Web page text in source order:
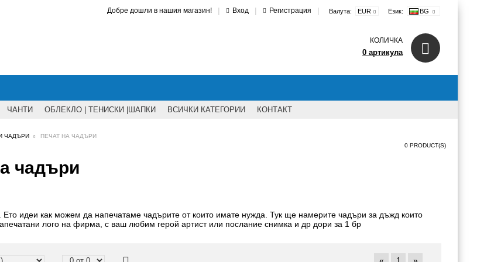
Добре дошли в нашия магазин! | Вход | Регистрация | Валута: EUR Език: BG
КОЛИЧКА
0 артикула
ЧАНТИ ОБЛЕКЛО | ТЕНИСКИ |ШАПКИ ВСИЧКИ КАТЕГОРИИ КОНТАКТ
ЧАДЪРИ
ПЕЧАТ НА ЧАДЪРИ
0 PRODUCT(S)
чадъри
Ето идеи как можем да напечатаме чадърите от които имате нужда. Тук ще намерите чадъри за дъжд които
лого на фирма, с ваш любим герой артист или послание снимка и др дори за 1 бр